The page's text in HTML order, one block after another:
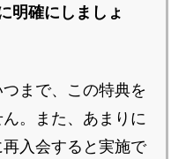
明確にしましょ
まで、この特典を
。また、あまりに
入会すると実施で